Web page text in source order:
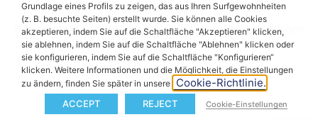
© MAHLE SmartBike Systems 2026
Bedingungen und KonditionenDatenschutzbestimmungen
Cookie-Politik
Grundlage eines Profils zu zeigen, das aus Ihren Surfgewohnheiten
(z. B. besuchte Seiten) erstellt wurde. Sie können alle Cookies
akzeptieren, indem Sie auf die Schaltfläche "Akzeptieren" klicken,
sie ablehnen, indem Sie auf die Schaltfläche "Ablehnen" klicken oder
sie konfigurieren, indem Sie auf die Schaltfläche "Konfigurieren“
klicken. Weitere Informationen und die Möglichkeit, die Einstellungen
zu ändern, finden Sie später in unserer Cookie-Richtlinie.
ACCEPT REJECT Cookie-Einstellungen